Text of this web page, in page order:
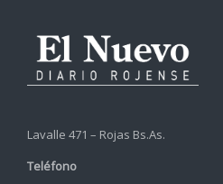
Lavalle 471 – Rojas Bs.As.
Teléfono